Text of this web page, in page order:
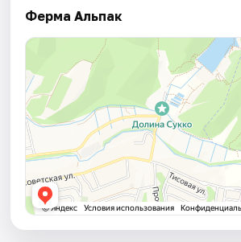
Ферма Альпак